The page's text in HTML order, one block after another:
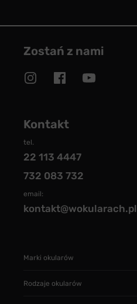
Zostań z nami
Kontakt
tel.
22 113 4447
732 083 732
email:
kontakt@wokularach.pl
Marki okularów
Rodzaje okularów